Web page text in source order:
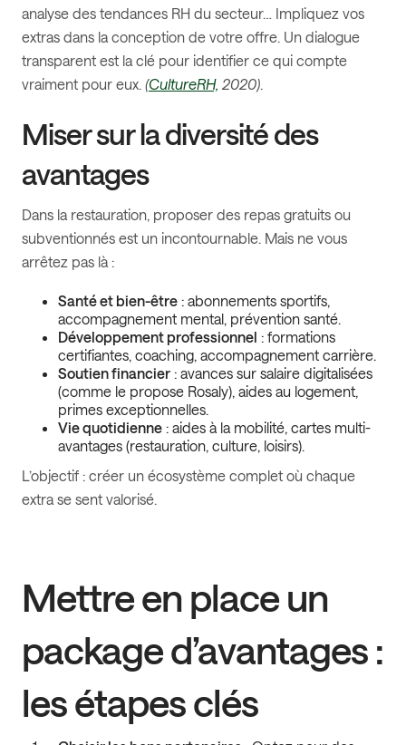
analyse des tendances RH du secteur… Impliquez vos
extras dans la conception de votre offre. Un dialogue
transparent est la clé pour identifier ce qui compte
vraiment pour eux. (CultureRH, 2020).
Miser sur la diversité des
avantages
Dans la restauration, proposer des repas gratuits ou
subventionnés est un incontournable. Mais ne vous
arrêtez pas là :
Santé et bien-être : abonnements sportifs,
accompagnement mental, prévention santé.
Développement professionnel : formations
certifiantes, coaching, accompagnement carrière.
Soutien financier : avances sur salaire digitalisées
(comme le propose Rosaly), aides au logement,
primes exceptionnelles.
Vie quotidienne : aides à la mobilité, cartes multi-
avantages (restauration, culture, loisirs).
L’objectif : créer un écosystème complet où chaque
extra se sent valorisé.
Mettre en place un
package d’avantages :
les étapes clés